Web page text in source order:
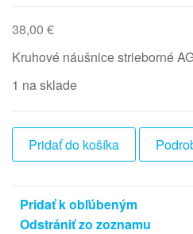
38,00 €
Kruhové náušnice strieborné
1 na sklade
množstvo
Kruhové
strieborné
AGNAUK000547
Pridať do košíka
Pridať k obľúbeným
Odstrániť zo zoznamu